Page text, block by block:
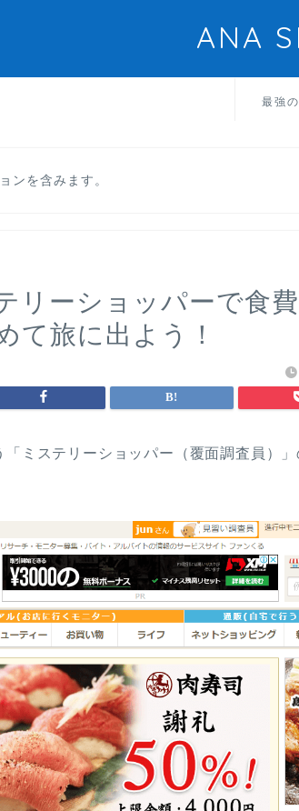
ANA
最強
ンを含みます。
リーショッパーで食費
て旅に出よう！
「ミステリーショッパー（覆面調査員）